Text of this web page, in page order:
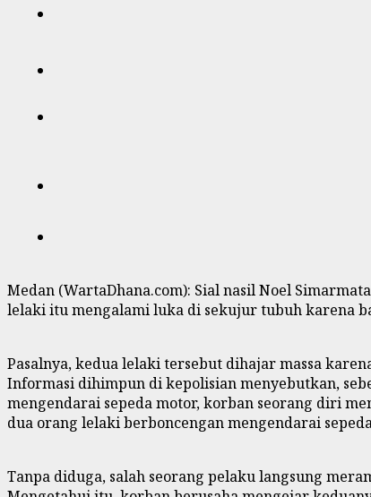
Medan (WartaDhana.com): Sial nasil Noel
lelaki itu mengalami luka di sekujur tubuh karena
Pasalnya, kedua lelaki tersebut dihajar massa
Informasi dihimpun di kepolisian menyebutkan,
mengendarai sepeda motor, korban seorang diri
dua orang lelaki berboncengan mengendarai
Tanpa diduga, salah seorang pelaku langsung